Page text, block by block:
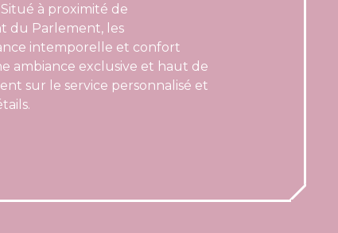
à proximité de
du Parlement, les
intemporelle et confort
ambiance exclusive et haut de
sur le service personnalisé et